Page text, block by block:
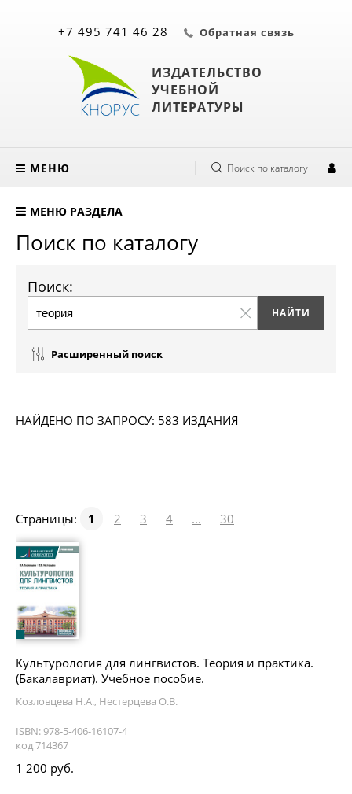
ИЗДАТЕЛЬСТВО
УЧЕБНОЙ
ЛИТЕРАТУРЫ
+7 495 741 46 28 Обратная связь
МЕНЮ Поиск по каталогу
МЕНЮ РАЗДЕЛА
Поиск по каталогу
Поиск:
Расширенный поиск
НАЙДЕНО ПО ЗАПРОСУ: 583 ИЗДАНИЯ
Страницы: 1 2 3 4 ... 30
Культурология для лингвистов. Теория и практика.
(Бакалавриат). Учебное пособие.
Козловцева Н.А., Нестерцева О.В.
ISBN: 978-5-406-16107-4
код 714367
1 200 руб.